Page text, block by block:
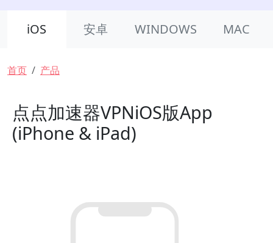
iOS 安卓 WINDOWS MAC
面包屑
首页 产品
点点加速器VPNiOS版App
(iPhone & iPad)